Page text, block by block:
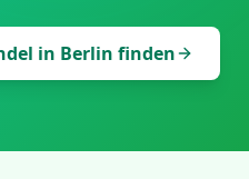
in Berlin finden